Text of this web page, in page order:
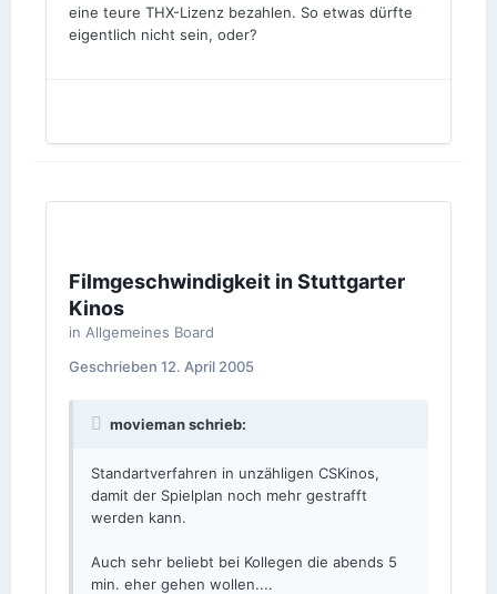
eine teure THX-Lizenz bezahlen. So etwas dürfte
eigentlich nicht sein, oder?
Filmgeschwindigkeit in Stuttgarter
Kinos
in Allgemeines Board
Geschrieben 12. April 2005
movieman schrieb:
Standartverfahren in unzähligen CSKinos,
damit der Spielplan noch mehr gestrafft
werden kann.
Auch sehr beliebt bei Kollegen die abends 5
min. eher gehen wollen....